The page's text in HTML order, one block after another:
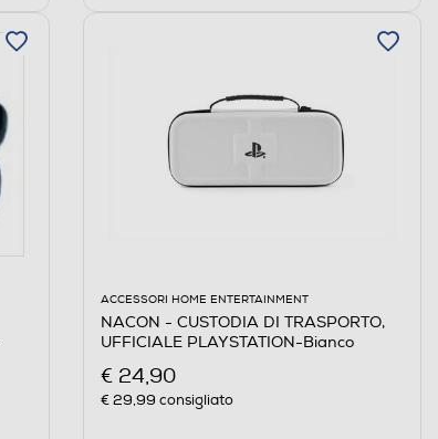
ACCESSORI HOME ENTERTAINMENT
NACON - CUSTODIA DI TRASPORTO,
UFFICIALE PLAYSTATION-Bianco
€ 24,90
€ 29,99 consigliato